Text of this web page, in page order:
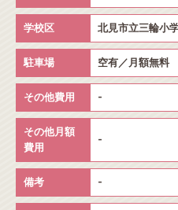
学校区 北見市立三輪小
駐車場 空有／月額無料
その他費用 -
その他月額
費用
-
備考 -